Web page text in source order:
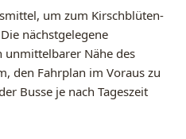
um zum Kirschblüten-
nächstgelegene
unmittelbarer Nähe des
den Fahrplan im Voraus zu
Busse je nach Tageszeit